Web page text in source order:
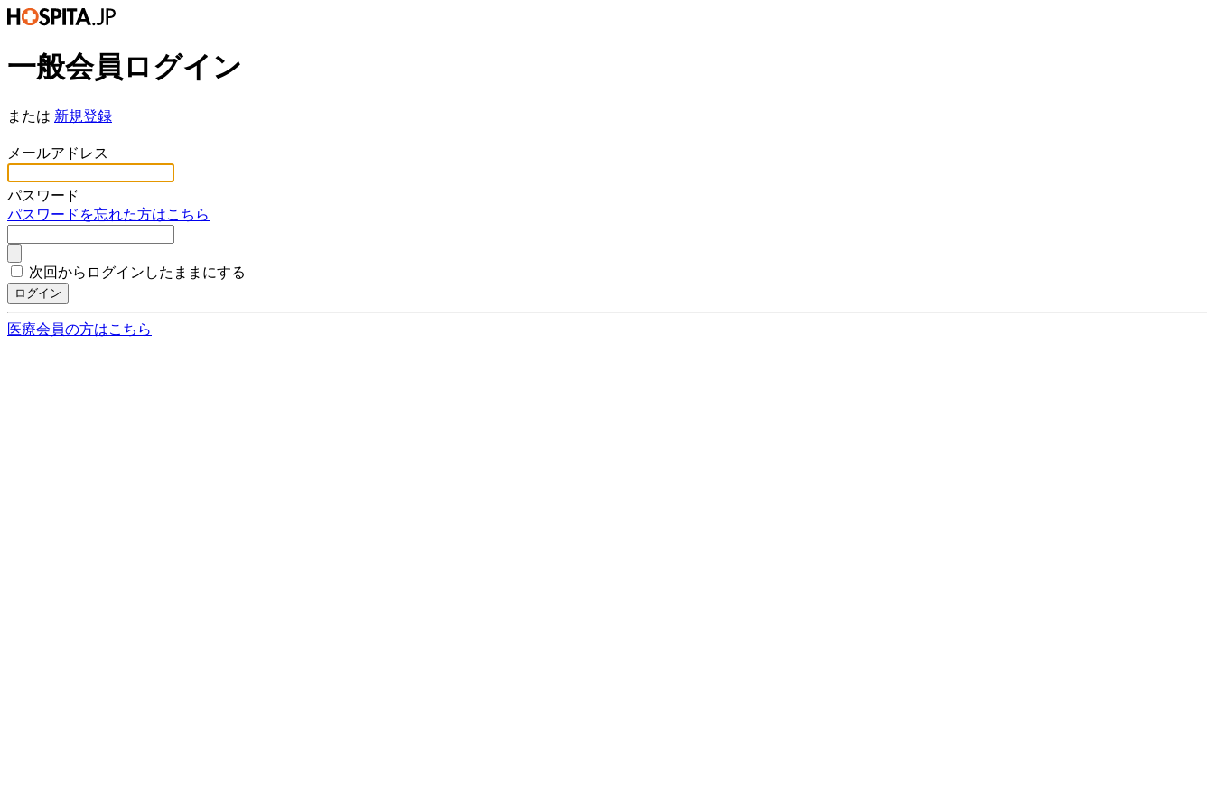
一般会員ログイン
または 新規登録
メールアドレス
パスワード
パスワードを忘れた方はこちら
次回からログインしたままにする
ログイン
医療会員の方はこちら